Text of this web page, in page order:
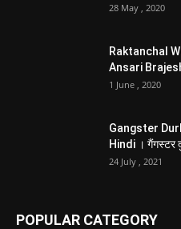
28 May , 2020
Raktanchal
Ansari
1 June , 2020
Gangster
Hindi । गैंगस्टर
24 July , 2021
POPULAR CATEGORY